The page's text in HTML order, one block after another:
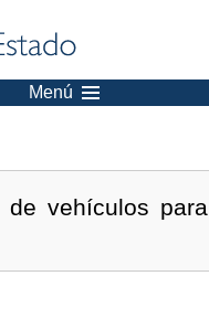
Menú
vehículos para